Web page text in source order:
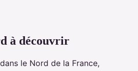
à découvrir
le Nord de la France,